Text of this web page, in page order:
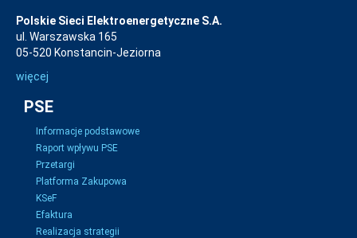
Polskie Sieci Elektroenergetyczne S.A.
ul. Warszawska 165
05-520 Konstancin-Jeziorna
więcej
PSE
Informacje podstawowe
Raport wpływu PSE
Przetargi
Platforma Zakupowa
KSeF
Efaktura
Realizacja strategii